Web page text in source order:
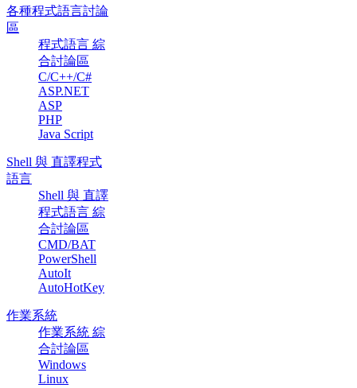
各種程式語言討論
區
程式語言 綜
合討論區
C/C++/C#
ASP.NET
ASP
PHP
Java Script
Shell 與 直譯程式
語言
Shell 與 直譯
程式語言 綜
合討論區
CMD/BAT
PowerShell
AutoIt
AutoHotKey
作業系統
作業系統 綜
合討論區
Windows
Linux